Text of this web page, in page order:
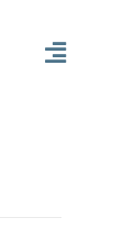
Toggle